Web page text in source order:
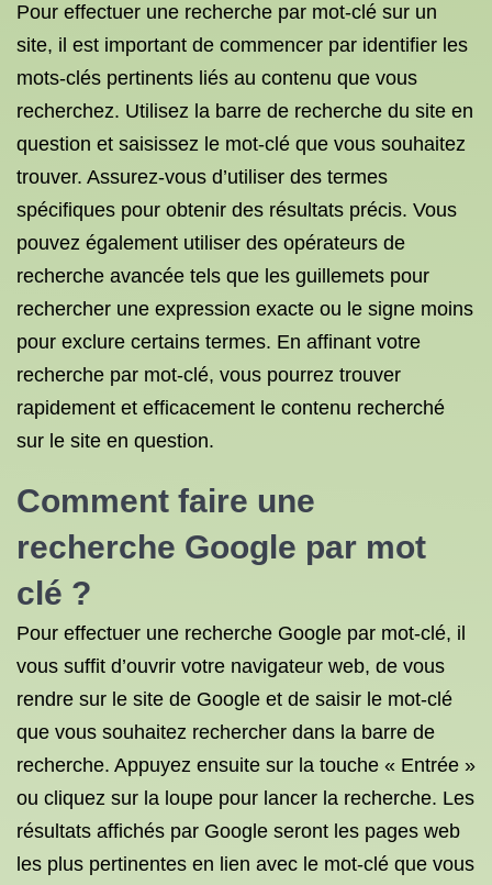
Pour effectuer une recherche par mot-clé sur un
site, il est important de commencer par identifier les
mots-clés pertinents liés au contenu que vous
recherchez. Utilisez la barre de recherche du site en
question et saisissez le mot-clé que vous souhaitez
trouver. Assurez-vous d’utiliser des termes
spécifiques pour obtenir des résultats précis. Vous
pouvez également utiliser des opérateurs de
recherche avancée tels que les guillemets pour
rechercher une expression exacte ou le signe moins
pour exclure certains termes. En affinant votre
recherche par mot-clé, vous pourrez trouver
rapidement et efficacement le contenu recherché
sur le site en question.
Comment faire une
recherche Google par mot
clé ?
Pour effectuer une recherche Google par mot-clé, il
vous suffit d’ouvrir votre navigateur web, de vous
rendre sur le site de Google et de saisir le mot-clé
que vous souhaitez rechercher dans la barre de
recherche. Appuyez ensuite sur la touche « Entrée »
ou cliquez sur la loupe pour lancer la recherche. Les
résultats affichés par Google seront les pages web
les plus pertinentes en lien avec le mot-clé que vous